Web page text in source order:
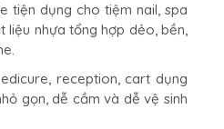
tiện dụng cho tiệm nail, spa
liệu nhựa tổng hợp dẻo, bền,
reception, cart dụng
gọn, dễ cầm và dễ vệ sinh